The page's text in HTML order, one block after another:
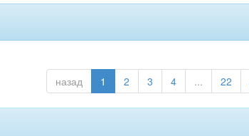
назад 1 2 3 4 ... 22